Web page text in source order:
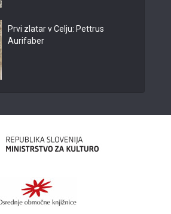
Prvi zlatar v Celju: Pettrus
Aurifaber